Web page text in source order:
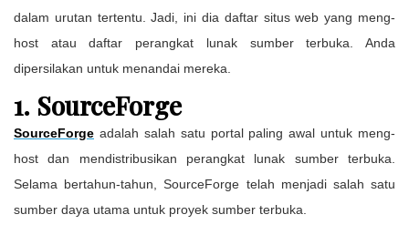
dalam urutan tertentu. Jadi, ini dia daftar situs web yang meng-
host atau daftar perangkat lunak sumber terbuka. Anda
dipersilakan untuk menandai mereka.
1. SourceForge
SourceForge adalah salah satu portal paling awal untuk meng-
host dan mendistribusikan perangkat lunak sumber terbuka.
Selama bertahun-tahun, SourceForge telah menjadi salah satu
sumber daya utama untuk proyek sumber terbuka.